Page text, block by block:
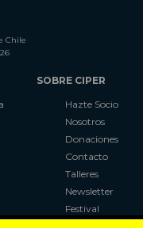
Chile
SOBRE CIPER
Hazte Socio
Nosotros
Donaciones
Contacto
Talleres
Newsletter
Festival